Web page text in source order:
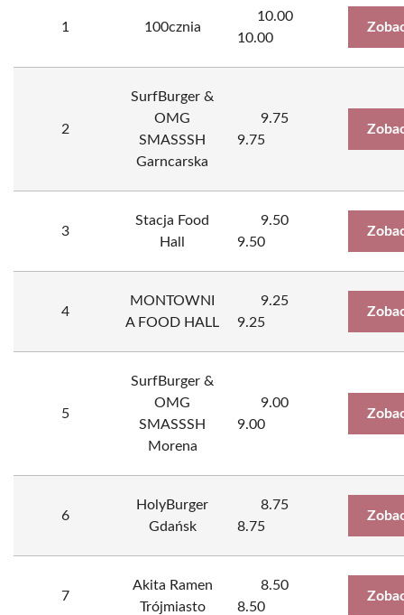
1 100cznia
10.00
10.00
2
SurfBurger &
OMG
SMASSSH
Garncarska
9.75
9.75
3
Stacja Food
Hall
9.50
9.50
4
MONTOWNI
A FOOD HALL
9.25
9.25
5
SurfBurger &
OMG
SMASSSH
Morena
9.00
9.00
6
HolyBurger
Gdańsk
8.75
8.75
7
Akita Ramen
Trójmiasto
8.50
8.50